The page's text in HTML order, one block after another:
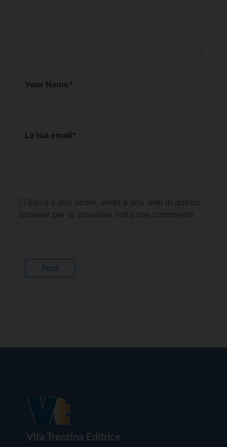
Your Name*
La tua email*
Salva il mio nome, email e sito web in questo
browser per la prossima volta che commento.
Vita Trentina Editrice